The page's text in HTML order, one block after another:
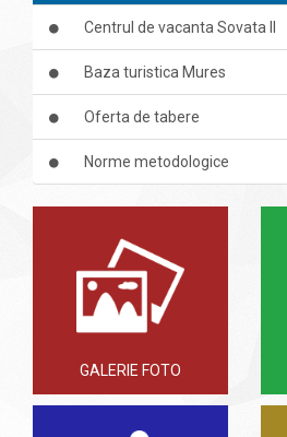
Centrul de vacanta Sovata II
Baza turistica Mures
Oferta de tabere
Norme metodologice
GALERIE FOTO